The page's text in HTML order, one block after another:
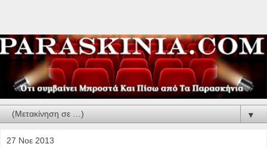
▼
27 Νοε 2013